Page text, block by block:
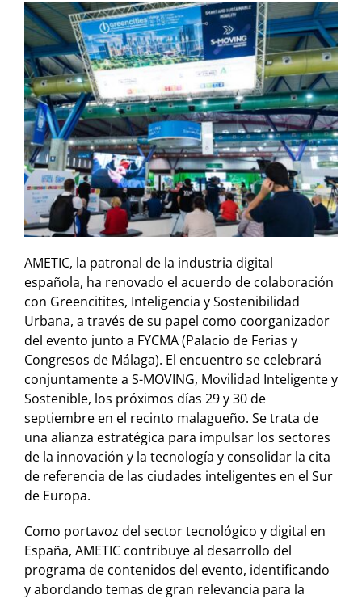
AMETIC, la patronal de la industria digital
española, ha renovado el acuerdo de colaboración
con Greencitites, Inteligencia y Sostenibilidad
Urbana, a través de su papel como coorganizador
del evento junto a FYCMA (Palacio de Ferias y
Congresos de Málaga). El encuentro se celebrará
conjuntamente a S-MOVING, Movilidad Inteligente y
Sostenible, los próximos días 29 y 30 de
septiembre en el recinto malagueño. Se trata de
una alianza estratégica para impulsar los sectores
de la innovación y la tecnología y consolidar la cita
de referencia de las ciudades inteligentes en el Sur
de Europa.
Como portavoz del sector tecnológico y digital en
España, AMETIC contribuye al desarrollo del
programa de contenidos del evento, identificando
y abordando temas de gran relevancia para la